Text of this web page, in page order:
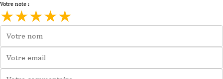
Votre note :
★★★★★